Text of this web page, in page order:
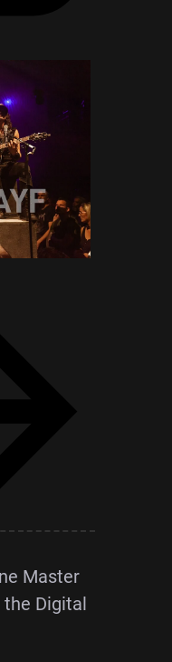
Master
the Digital